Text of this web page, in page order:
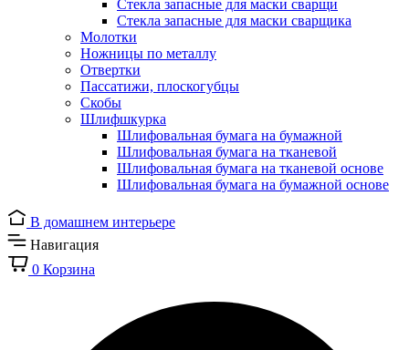
Стекла запасные для маски сварщи
Стекла запасные для маски сварщика
Молотки
Ножницы по металлу
Отвертки
Пассатижи, плоскогубцы
Скобы
Шлифшкурка
Шлифовальная бумага на бумажной
Шлифовальная бумага на тканевой
Шлифовальная бумага на тканевой основе
Шлифовальная бумага на бумажной основе
В домашнем интерьере
Навигация
0 Корзина